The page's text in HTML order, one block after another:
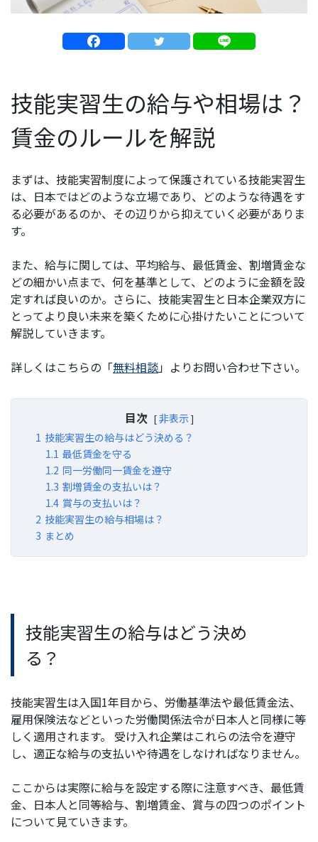
技能実習生の給与や相場は？
賃金のルールを解説
まずは、技能実習制度によって保護されている技能実習生
は、日本ではどのような立場であり、どのような待遇をす
る必要があるのか、その辺りから抑えていく必要がありま
す。
また、給与に関しては、平均給与、最低賃金、割増賃金な
どの細かい点まで、何を基準として、どのように金額を設
定すれば良いのか。さらに、技能実習生と日本企業双方に
とってより良い未来を築くために心掛けたいことについて
解説していきます。
詳しくはこちらの「無料相談」よりお問い合わせ下さい。
目次
非表示
1 技能実習生の給与はどう決める？
1.1 最低賃金を守る
1.2 同一労働同一賃金を遵守
1.3 割増賃金の支払いは？
1.4 賞与の支払いは？
2 技能実習生の給与相場は？
3 まとめ
技能実習生の給与はどう決め
る？
技能実習生は入国1年目から、労働基準法や最低賃金法、
雇用保険法などといった労働関係法令が日本人と同様に等
しく適用されます。 受け入れ企業はこれらの法令を遵守
し、適正な給与の支払いや待遇をしなければなりません。
ここからは実際に給与を設定する際に注意すべき、最低賃
金、日本人と同等給与、割増賃金、賞与の四つのポイント
について見ていきます。